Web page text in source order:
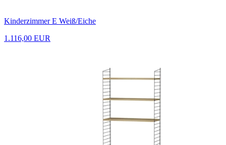
Kinderzimmer E Weiß/Eiche
1.116,00 EUR